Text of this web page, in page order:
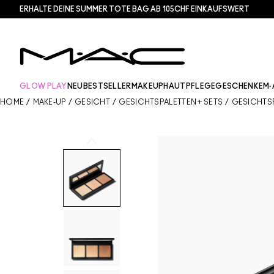
ERHALTE DEINE SUMMER TOTE BAG AB 105CHF EINKAUFSWERT​
GLOW PLAY NEU BESTSELLER MAKEUP HAUTPFLEGEGESCHENKE
HOME / MAKE-UP / GESICHT / GESICHTSPALETTEN + SETS /